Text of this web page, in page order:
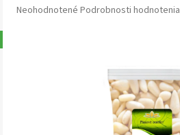
Priemerné
Neohodnotené Podrobnosti hodnotenia